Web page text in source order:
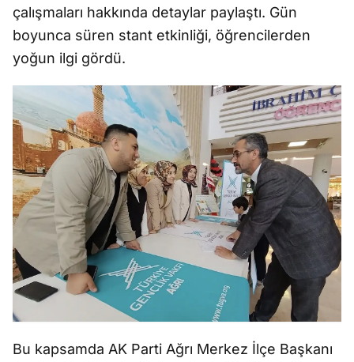
çalışmaları hakkında detaylar paylaştı. Gün
boyunca süren stant etkinliği, öğrencilerden
yoğun ilgi gördü.
Bu kapsamda AK Parti Ağrı Merkez İlçe Başkanı